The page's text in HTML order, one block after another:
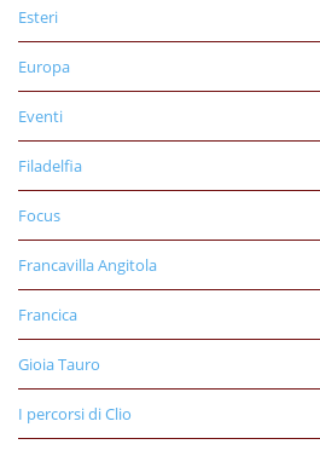
Esteri
Europa
Eventi
Filadelfia
Focus
Francavilla Angitola
Francica
Gioia Tauro
I percorsi di Clio